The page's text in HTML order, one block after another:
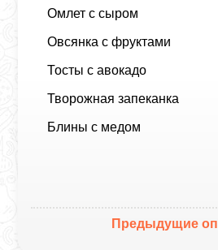
Омлет с сыром
Овсянка с фруктами
Тосты с авокадо
Творожная запеканка
Блины с медом
Предыдущие